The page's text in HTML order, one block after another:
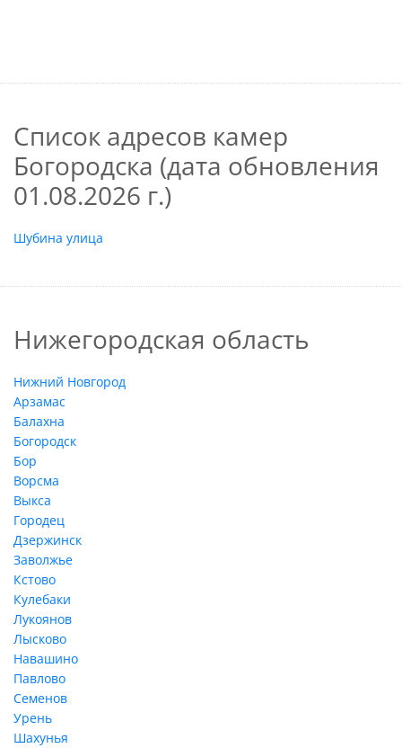
Список адресов камер
Богородска (дата обновления
01.08.2026 г.)
Шубина улица
Нижегородская область
Нижний Новгород
Арзамас
Балахна
Богородск
Бор
Ворсма
Выкса
Городец
Дзержинск
Заволжье
Кстово
Кулебаки
Лукоянов
Лысково
Навашино
Павлово
Семенов
Урень
Шахунья